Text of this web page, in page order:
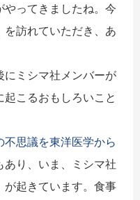
ってきましたね。今
を訪れていただき、あ
ミシマ社メンバーが
こるおもしろいこと
思議を東洋医学から
あり、いま、ミシマ社
が起きています。食事